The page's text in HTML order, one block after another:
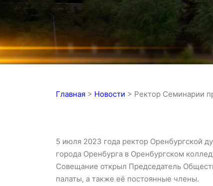
Главная > Новости > Ректор Семинарии
5 июля 2023 года ректор Оренбургской
города Оренбурга в Оренбургском
Совещание открыл Председатель
палаты, а также её постоянные члены.